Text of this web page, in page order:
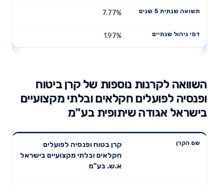
7.77%
1.97%
השוואה לקרנות נוספות של קרן ביטוח
ופנסיה לפועלים חקלאים ובלתי מקצועיים
בישראל אגודה שיתופית בע"מ
שנתית 3
תשואה
שנתית 5
שנים
שנתיים
קרן בטוח ופנסיה לפועלים
חקלאים ובלתי מקצועיים בישראל
א.ש. בע"מ